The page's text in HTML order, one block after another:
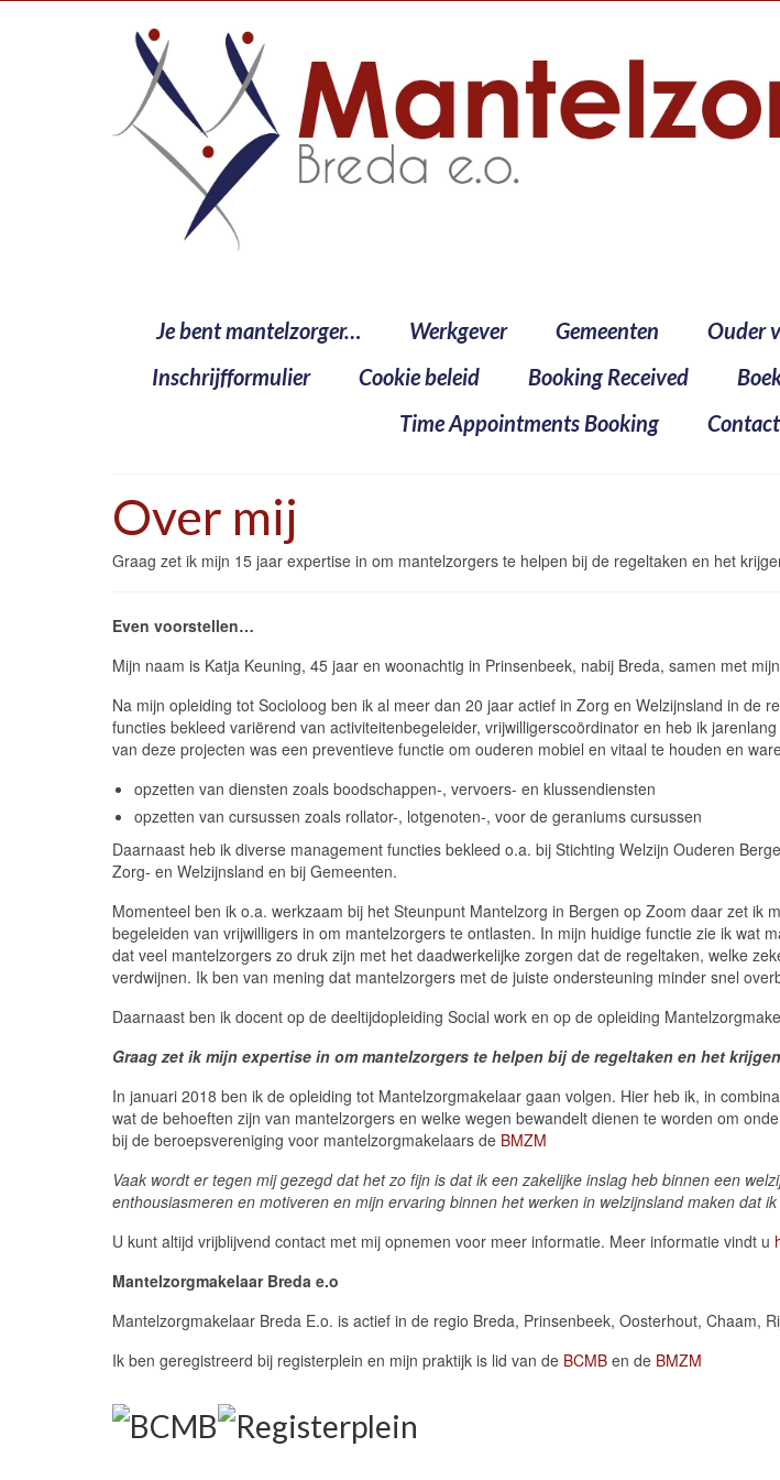
Je bent mantelzorger… Werkgever Gemeenten Ouder
Inschrijfformulier
Cookie beleid Booking Received
Time Appointments Booking
Over mij
Graag zet ik mijn 15 jaar expertise in om mantelzorgers te helpen bij de regeltaken en het
Even voorstellen…
Mijn naam is Katja Keuning, 45 jaar en woonachtig in Prinsenbeek, nabij Breda, samen met
Na mijn opleiding tot Socioloog ben ik al meer dan 20 jaar actief in Zorg en Welzijnsland in de
functies bekleed variërend van activiteitenbegeleider, vrijwilligerscoördinator en heb ik
van deze projecten was een preventieve functie om ouderen mobiel en vitaal te houden en
opzetten van diensten zoals boodschappen-, vervoers- en klussendiensten
opzetten van cursussen zoals rollator-, lotgenoten-, voor de geraniums cursussen
Daarnaast heb ik diverse management functies bekleed o.a. bij Stichting Welzijn Ouderen
Zorg- en Welzijnsland en bij Gemeenten.
Momenteel ben ik o.a. werkzaam bij het Steunpunt Mantelzorg in Bergen op Zoom daar zet ik
begeleiden van vrijwilligers in om mantelzorgers te ontlasten. In mijn huidige functie zie ik wat
dat veel mantelzorgers zo druk zijn met het daadwerkelijke zorgen dat de regeltaken, welke
verdwijnen. Ik ben van mening dat mantelzorgers met de juiste ondersteuning minder snel
Daarnaast ben ik docent op de deeltijdopleiding Social work en op de opleiding
Graag zet ik mijn expertise in om mantelzorgers te helpen bij de regeltaken en het
In januari 2018 ben ik de opleiding tot Mantelzorgmakelaar gaan volgen. Hier heb ik, in
wat de behoeften zijn van mantelzorgers en welke wegen bewandelt dienen te worden om
bij de beroepsvereniging voor mantelzorgmakelaars de BMZM
Vaak wordt er tegen mij gezegd dat het zo fijn is dat ik een zakelijke inslag heb binnen een
enthousiasmeren en motiveren en mijn ervaring binnen het werken in welzijnsland maken dat
U kunt altijd vrijblijvend contact met mij opnemen voor meer informatie. Meer informatie vindt u
Mantelzorgmakelaar Breda e.o
Mantelzorgmakelaar Breda E.o. is actief in de regio Breda, Prinsenbeek, Oosterhout, Chaam,
Ik ben geregistreerd bij registerplein en mijn praktijk is lid van de BCMB en de BMZM